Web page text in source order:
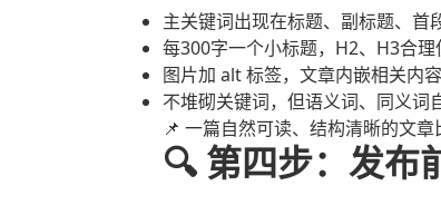
主关键词出现在标题、副标题、首
每300字一个小标题，H2、H3合理
图片加 alt 标签，文章内嵌相关内
不堆砌关键词，但语义词、同义词
📌 一篇自然可读、结构清晰的文章
🔍 第四步：发布